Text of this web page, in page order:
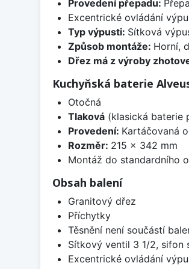
Provedení přepadu:
Excentrické ovládání
Typ výpusti: Sítková
Způsob montáže: Horní,
Dřez má z výroby
Kuchyňská baterie
Otočná
Tlaková(klasická baterie
Provedení: Kartáčovaná
Rozměr: 215 x 342 mm
Montáž do standardního
Obsah balení
Granitový dřez
Příchytky
Těsnění není součástí
Sítkový ventil 3 1/2, sifon
Excentrické ovládání